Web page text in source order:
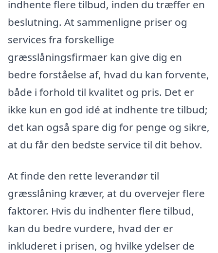
indhente flere tilbud, inden du træffer en
beslutning. At sammenligne priser og
services fra forskellige
græsslåningsfirmaer kan give dig en
bedre forståelse af, hvad du kan forvente,
både i forhold til kvalitet og pris. Det er
ikke kun en god idé at indhente tre tilbud;
det kan også spare dig for penge og sikre,
at du får den bedste service til dit behov.
At finde den rette leverandør til
græsslåning kræver, at du overvejer flere
faktorer. Hvis du indhenter flere tilbud,
kan du bedre vurdere, hvad der er
inkluderet i prisen, og hvilke ydelser de